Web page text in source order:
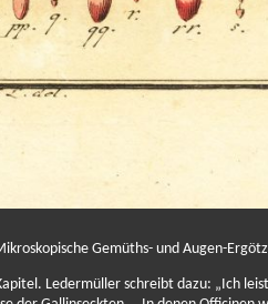
Gemüths- und Augen-
Ledermüller schreibt dazu: „Ich